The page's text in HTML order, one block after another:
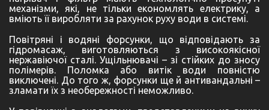
механізми, які, не тільки економлять електрику, а
вміють її виробляти за рахунок руху води в системі.
Повітряні і водяні форсунки, що відповідають за
гідромасаж, виготовляються з високоякісної
нержавіючої сталі. Ущільнювачі – зі стійких до зносу
полімерів. Поломка або витік води повністю
виключені. До того ж, форсунки ще й антивандальні –
зламати їх з необережності неможливо.